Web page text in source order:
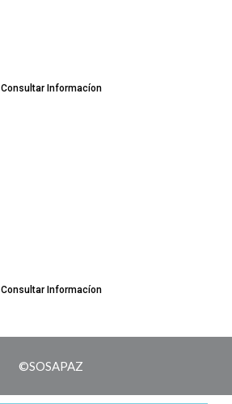
Consultar Informacíon
Consultar Informacíon
©SOSAPAZ